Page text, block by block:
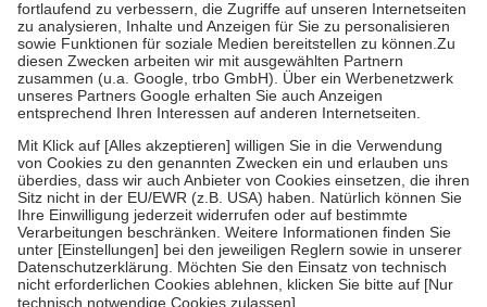
Diese Regeln gelten grundsätzlich auch für Online-Apotheken.
Bei Heilmitteln und häuslicher Krankenpflege beträgt die
Zuzahlung zehn Prozent der Kosten sowie zehn Euro je
Verordnung.
Um das Engagement der Versicherten für ihre eigene Gesundheit
zu stärken und die besondere Stellung der Familie zu unterstützen,
fallenkeine Zuzahlungenan bei:
• Kindern und Jugendlichen bis zum vollendeten 18. Lebensjahr
mit Ausnahme der Fahrkosten
• Untersuchungen zur Vorsorge und Früherkennung, die von der
GKV getragen werden
• empfohlenen Schutzimpfungen
• Harn- und Blutteststreifen